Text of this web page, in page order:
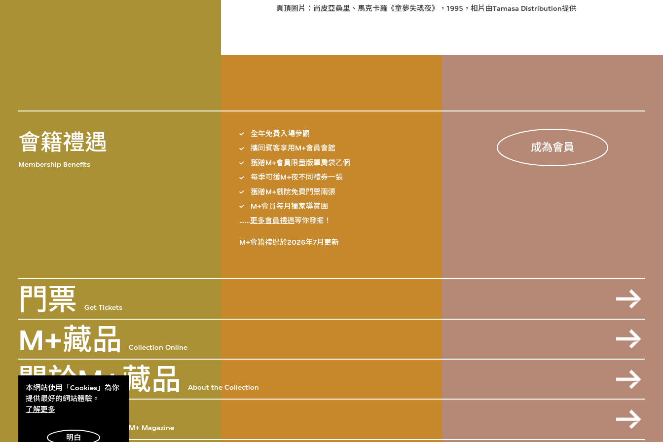
本網站使用「Cookies」為你
提供最好的網站體驗。
了解更多
明白
頁頂圖片：尚皮亞桑里、馬克卡羅《童夢失魂夜》，1995，相片由Tamasa Distribution提供
會籍禮遇
Membership Benefits
全年免費入場參觀
攜同賓客享用M+會員會館
獲贈M+會員限量版單肩袋乙個
每季可獲M+夜不同禮券一張
獲贈M+戲院免費門票兩張
M+會員每月獨家導賞團
……更多會員禮遇等你發掘！
M+會籍禮遇於2026年7月更新
成為會員
門票 Get Tickets
M+藏品 Collection Online
關於M+藏品 About the Collection
M+雜誌 M+ Magazine